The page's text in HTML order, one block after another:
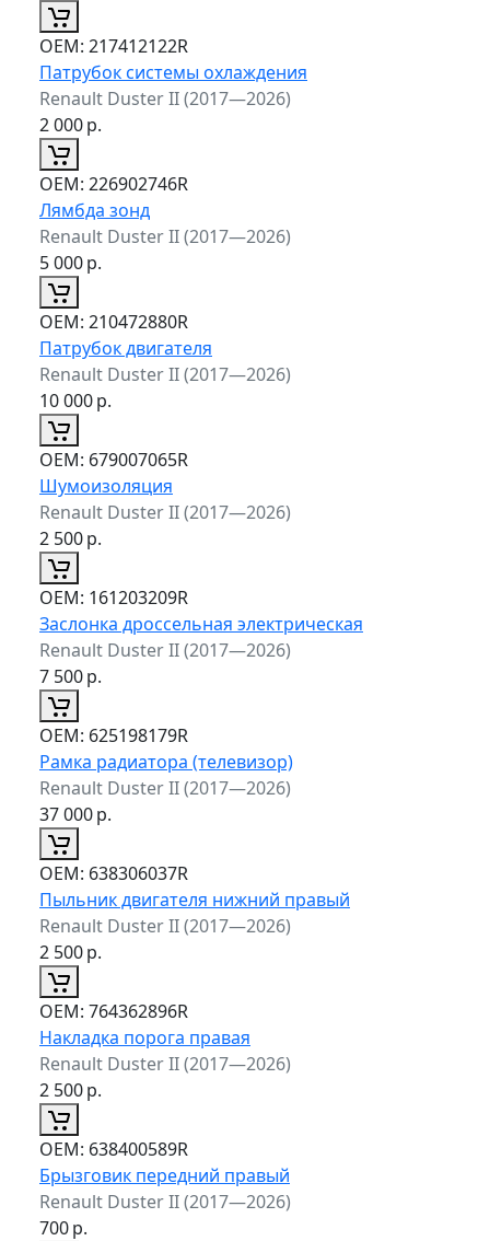
ОЕМ: 217412122R
Патрубок системы охлаждения
Renault Duster II (2017—2026)
2 000р.
ОЕМ: 226902746R
Лямбда зонд
Renault Duster II (2017—2026)
5 000р.
ОЕМ: 210472880R
Патрубок двигателя
Renault Duster II (2017—2026)
10 000р.
ОЕМ: 679007065R
Шумоизоляция
Renault Duster II (2017—2026)
2 500р.
ОЕМ: 161203209R
Заслонка дроссельная электрическая
Renault Duster II (2017—2026)
7 500р.
ОЕМ: 625198179R
Рамка радиатора (телевизор)
Renault Duster II (2017—2026)
37 000р.
ОЕМ: 638306037R
Пыльник двигателя нижний правый
Renault Duster II (2017—2026)
2 500р.
ОЕМ: 764362896R
Накладка порога правая
Renault Duster II (2017—2026)
2 500р.
ОЕМ: 638400589R
Брызговик передний правый
Renault Duster II (2017—2026)
700р.